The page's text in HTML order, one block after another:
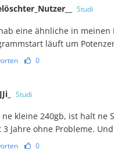
Studi
eine ähnliche in meinen
läuft um
0
Studi
ne kleine 240gb, ist halt ne
3 Jahre ohne Probleme.
0